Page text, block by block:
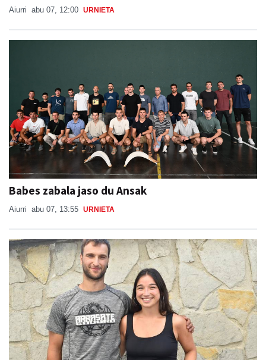
Aiurri abu 07, 12:00 URNIETA
Babes zabala jaso du Ansak
Aiurri abu 07, 13:55 URNIETA